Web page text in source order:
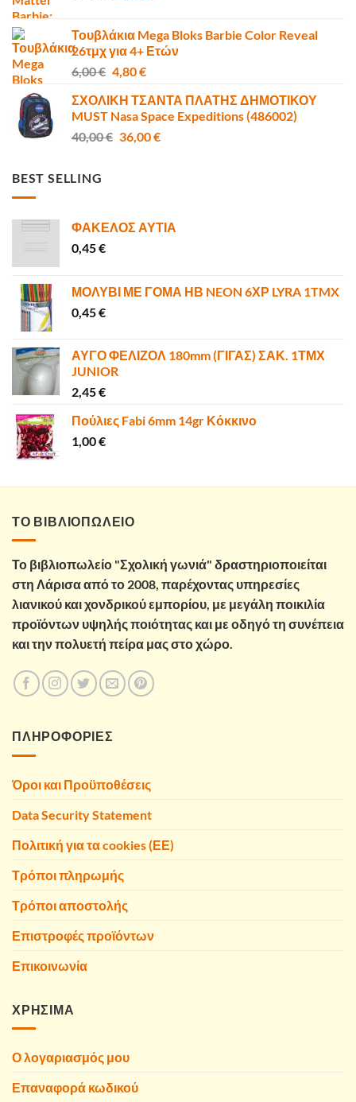
10,00 €.είναι:
6,80 €.
Τουβλάκια Mega Bloks Barbie Color Reveal
26τμχ για 4+ Ετών
6,00€ Original
was:
6,00 €.
4,80€Η
τιμή
είναι:
4,80 €.
ΣΧΟΛΙΚΗ ΤΣΑΝΤΑ ΠΛΑΤΗΣ ΔΗΜΟΤΙΚΟΥ
MUST Nasa Space Expeditions (486002)
40,00€ Original
36,00€Η
BEST SELLING
ΦΑΚΕΛΟΣ ΑΥΤΙΑ
0,45€
ΜΟΛΥΒΙ ΜΕ ΓΟΜΑ ΗΒ NEON 6ΧΡ LYRA 1TMX
0,45€
ΑΥΓΟ ΦΕΛΙΖΟΛ 180mm (ΓΙΓΑΣ) ΣΑΚ. 1ΤΜΧ
JUNIOR
2,45€
Πούλιες Fabi 6mm 14gr Κόκκινο
1,00€
ΤΟ ΒΙΒΛΙΟΠΩΛΕΙΟ
Το βιβλιοπωλείο "Σχολική γωνιά" δραστηριοποιείται
στη Λάρισα από το 2008, παρέχοντας υπηρεσίες
λιανικού και χονδρικού εμπορίου, με μεγάλη ποικιλία
προϊόντων υψηλής ποιότητας και με οδηγό τη συνέπεια
και την πολυετή πείρα μας στο χώρο.
ΠΛΗΡΟΦΟΡΙΕΣ
Όροι και Προϋποθέσεις
Data Security Statement
Πολιτική για τα cookies (ΕΕ)
Τρόποι πληρωμής
Τρόποι αποστολής
Επιστροφές προϊόντων
Επικοινωνία
ΧΡΗΣΙΜΑ
Ο λογαριασμός μου
Επαναφορά κωδικού